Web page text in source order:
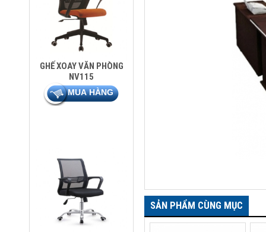
GHẾ XOAY VĂN PHÒNG
NV115
SẢN PHẨM CÙNG MỤC